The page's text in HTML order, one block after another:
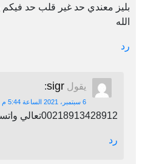
بليز معندي حد غير قلب حد
الله
رد
يقول sigr
:
6 سبتمبر، 2021 الساعة 5:44 م
00218913428912تعالي واتساب
رد